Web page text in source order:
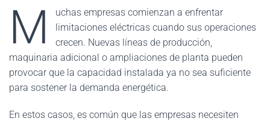
M
uchas empresas comienzan a enfrentar
limitaciones eléctricas cuando sus operaciones
crecen. Nuevas líneas de producción,
maquinaria adicional o ampliaciones de planta pueden
provocar que la capacidad instalada ya no sea suficiente
para sostener la demanda energética.
En estos casos, es común que las empresas necesiten